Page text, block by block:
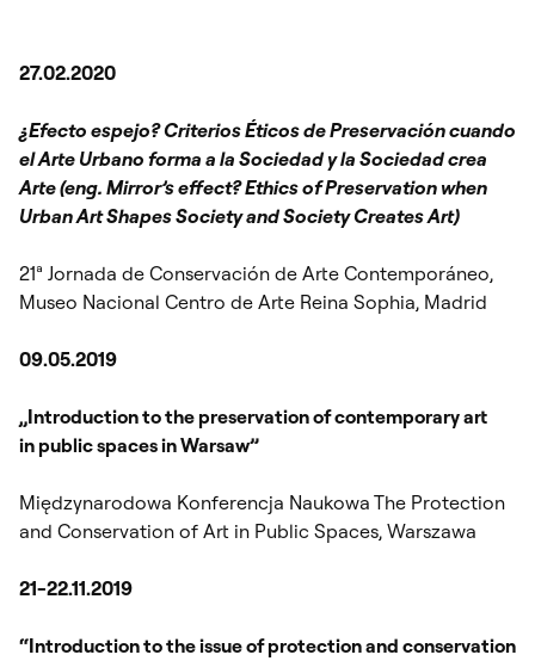
27.02.2020
¿Efecto espejo? Criterios Éticos de Preservación cuando
el Arte Urbano forma a la Sociedad y la Sociedad crea
Arte (eng. Mirror’s effect? Ethics of Preservation when
Urban Art Shapes Society and Society Creates Art)
21ª Jornada de Conservación de Arte Contemporáneo,
Museo Nacional Centro de Arte Reina Sophia, Madrid
09.05.2019
„Introduction to the preservation of contemporary art
in public spaces in Warsaw”
Międzynarodowa Konferencja Naukowa The Protection
and Conservation of Art in Public Spaces, Warszawa
21-22.11.2019
“Introduction to the issue of protection and conservation